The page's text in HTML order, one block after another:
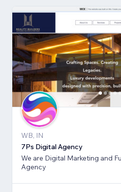
WB, IN
7Ps Digital Agency
We are Digital Marketing and
Agency